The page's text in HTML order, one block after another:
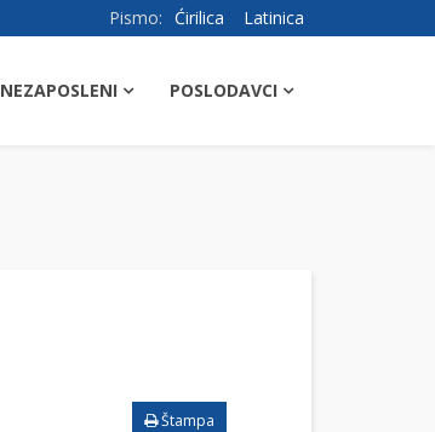
Pismo: Ćirilica Latinica
NEZAPOSLENI POSLODAVCI
Štampa